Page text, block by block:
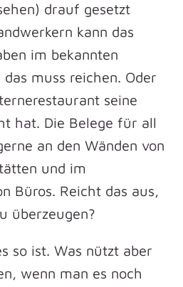
drauf gesetzt
kann das
im bekannten
muss reichen. Oder
seine
hat. Die Belege für all
an den Wänden von
und im
Büros. Reicht das aus,
überzeugen?
so ist. Was nützt aber
wenn man es noch